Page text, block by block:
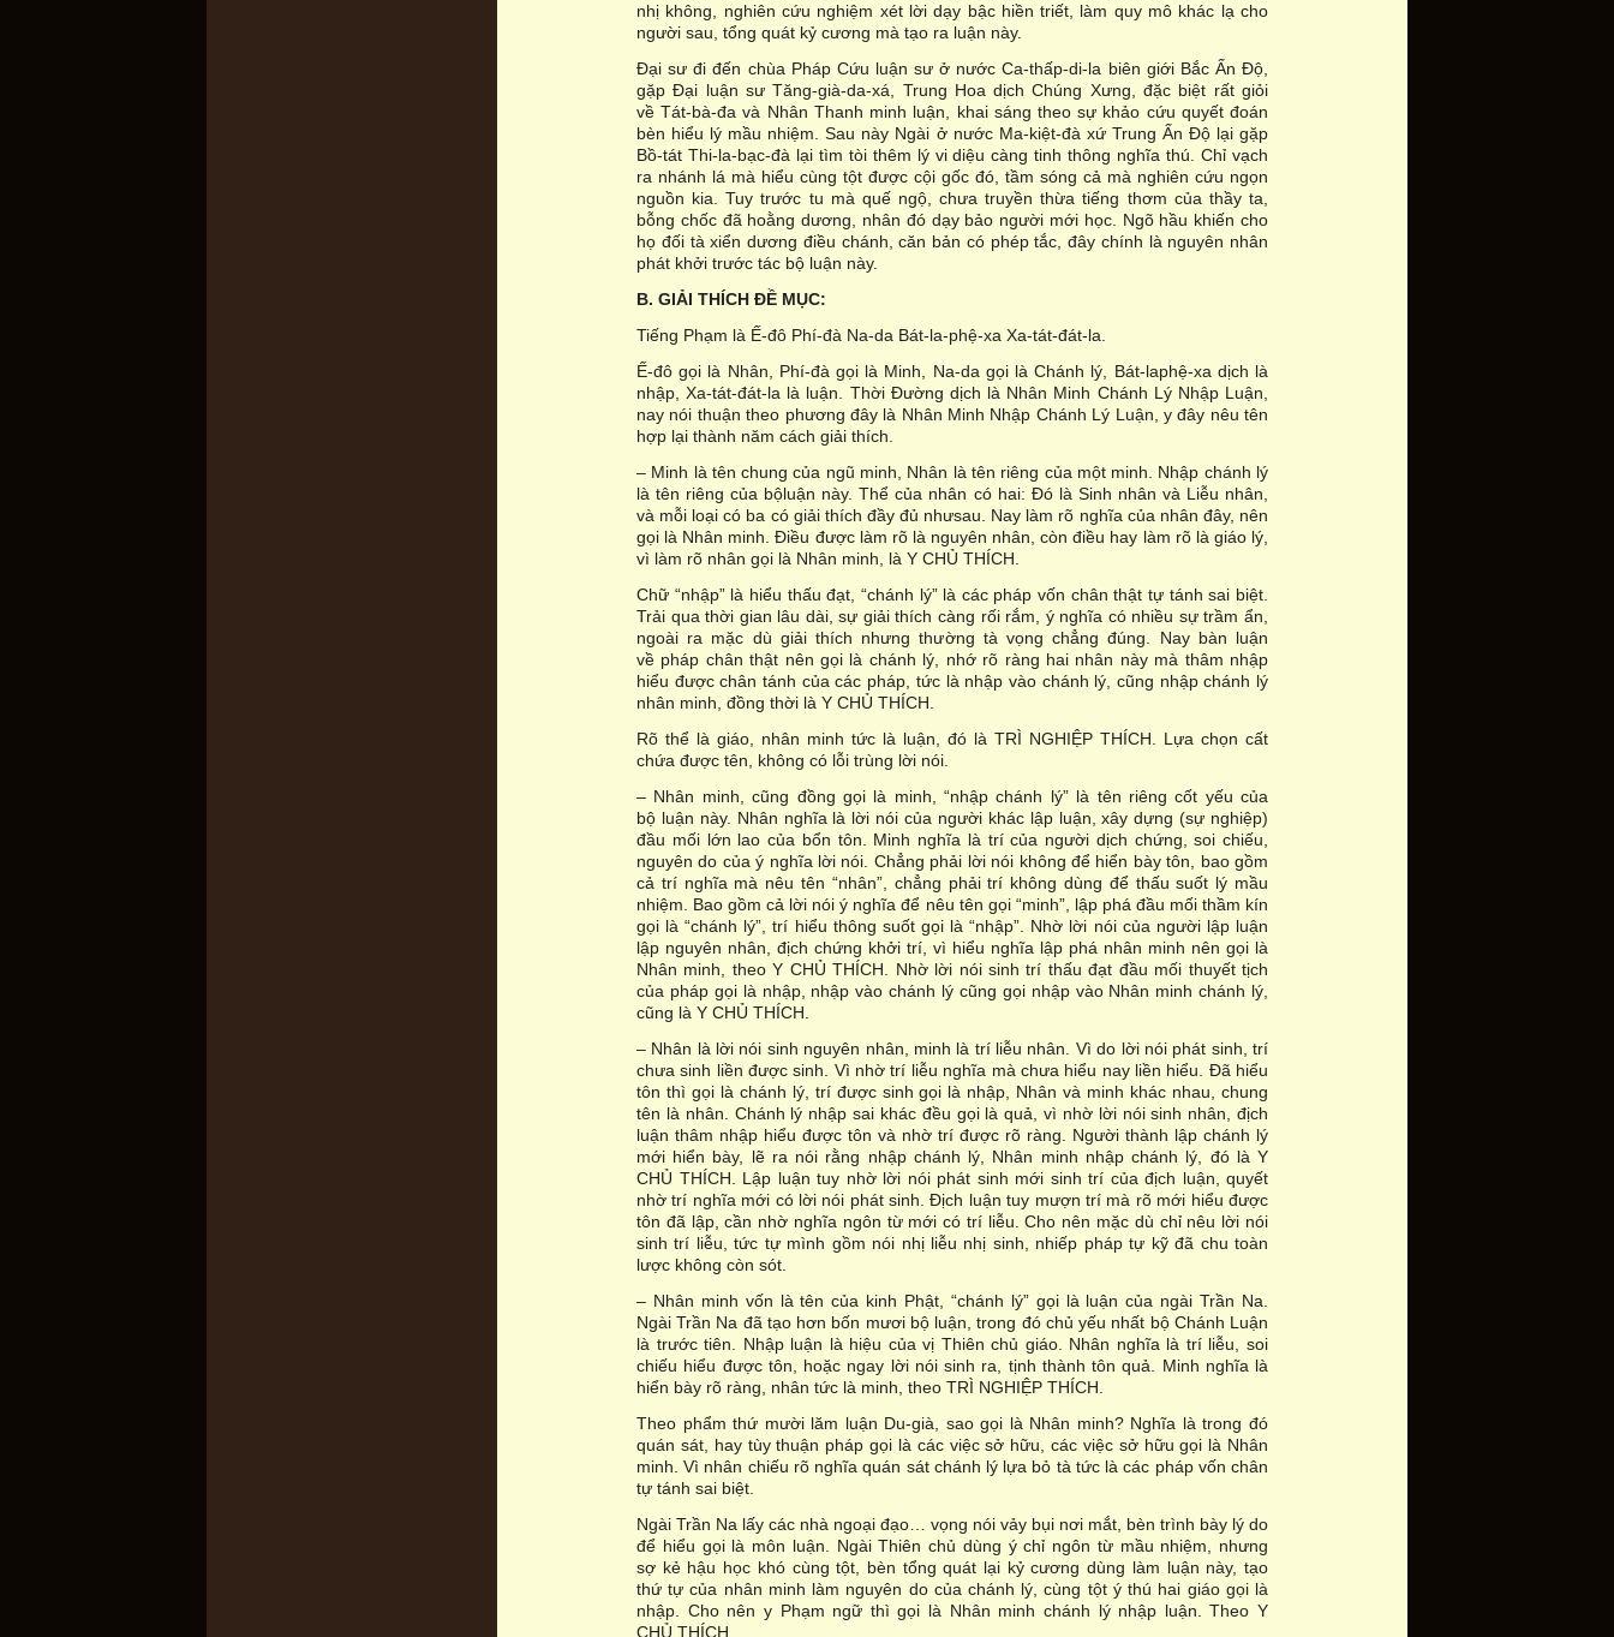
nhị không, nghiên cứu nghiệm xét lời dạy bậc hiền triết, làm quy mô khác lạ cho
người sau, tổng quát kỷ cương mà tạo ra luận này.
Đại sư đi đến chùa Pháp Cứu luận sư ở nước Ca-thấp-di-la biên giới Bắc Ấn Độ,
gặp Đại luận sư Tăng-già-da-xá, Trung Hoa dịch Chúng Xưng, đặc biệt rất giỏi
về Tát-bà-đa và Nhân Thanh minh luận, khai sáng theo sự khảo cứu quyết đoán
bèn hiểu lý mầu nhiệm. Sau này Ngài ở nước Ma-kiệt-đà xứ Trung Ấn Độ lại gặp
Bồ-tát Thi-la-bạc-đà lại tìm tòi thêm lý vi diệu càng tinh thông nghĩa thú. Chỉ vạch
ra nhánh lá mà hiểu cùng tột được cội gốc đó, tầm sóng cả mà nghiên cứu ngọn
nguồn kia. Tuy trước tu mà quế ngộ, chưa truyền thừa tiếng thơm của thầy ta,
bỗng chốc đã hoằng dương, nhân đó dạy bảo người mới học. Ngõ hầu khiến cho
họ đối tà xiển dương điều chánh, căn bản có phép tắc, đây chính là nguyên nhân
phát khởi trước tác bộ luận này.
B. GIẢI THÍCH ĐỀ MỤC:
Tiếng Phạm là Ế-đô Phí-đà Na-da Bát-la-phệ-xa Xa-tát-đát-la.
Ế-đô gọi là Nhân, Phí-đà gọi là Minh, Na-da gọi là Chánh lý, Bát-laphệ-xa dịch là
nhập, Xa-tát-đát-la là luận. Thời Đường dịch là Nhân Minh Chánh Lý Nhập Luận,
nay nói thuận theo phương đây là Nhân Minh Nhập Chánh Lý Luận, y đây nêu tên
hợp lại thành năm cách giải thích.
– Minh là tên chung của ngũ minh, Nhân là tên riêng của một minh. Nhập chánh lý
là tên riêng của bộluận này. Thể của nhân có hai: Đó là Sinh nhân và Liễu nhân,
và mỗi loại có ba có giải thích đầy đủ nhưsau. Nay làm rõ nghĩa của nhân đây, nên
gọi là Nhân minh. Điều được làm rõ là nguyên nhân, còn điều hay làm rõ là giáo lý,
vì làm rõ nhân gọi là Nhân minh, là Y CHỦ THÍCH.
Chữ “nhập” là hiểu thấu đạt, “chánh lý” là các pháp vốn chân thật tự tánh sai biệt.
Trải qua thời gian lâu dài, sự giải thích càng rối rắm, ý nghĩa có nhiều sự trầm ẩn,
ngoài ra mặc dù giải thích nhưng thường tà vọng chẳng đúng. Nay bàn luận
về pháp chân thật nên gọi là chánh lý, nhớ rõ ràng hai nhân này mà thâm nhập
hiểu được chân tánh của các pháp, tức là nhập vào chánh lý, cũng nhập chánh lý
nhân minh, đồng thời là Y CHỦ THÍCH.
Rõ thể là giáo, nhân minh tức là luận, đó là TRÌ NGHIỆP THÍCH. Lựa chọn cất
chứa được tên, không có lỗi trùng lời nói.
– Nhân minh, cũng đồng gọi là minh, “nhập chánh lý” là tên riêng cốt yếu của
bộ luận này. Nhân nghĩa là lời nói của người khác lập luận, xây dựng (sự nghiệp)
đầu mối lớn lao của bổn tôn. Minh nghĩa là trí của người dịch chứng, soi chiếu,
nguyên do của ý nghĩa lời nói. Chẳng phải lời nói không để hiển bày tôn, bao gồm
cả trí nghĩa mà nêu tên “nhân”, chẳng phải trí không dùng để thấu suốt lý mầu
nhiệm. Bao gồm cả lời nói ý nghĩa để nêu tên gọi “minh”, lập phá đầu mối thầm kín
gọi là “chánh lý”, trí hiểu thông suốt gọi là “nhập”. Nhờ lời nói của người lập luận
lập nguyên nhân, địch chứng khởi trí, vì hiểu nghĩa lập phá nhân minh nên gọi là
Nhân minh, theo Y CHỦ THÍCH. Nhờ lời nói sinh trí thấu đạt đầu mối thuyết tịch
của pháp gọi là nhập, nhập vào chánh lý cũng gọi nhập vào Nhân minh chánh lý,
cũng là Y CHỦ THÍCH.
– Nhân là lời nói sinh nguyên nhân, minh là trí liễu nhân. Vì do lời nói phát sinh, trí
chưa sinh liền được sinh. Vì nhờ trí liễu nghĩa mà chưa hiểu nay liền hiểu. Đã hiểu
tôn thì gọi là chánh lý, trí được sinh gọi là nhập, Nhân và minh khác nhau, chung
tên là nhân. Chánh lý nhập sai khác đều gọi là quả, vì nhờ lời nói sinh nhân, địch
luận thâm nhập hiểu được tôn và nhờ trí được rõ ràng. Người thành lập chánh lý
mới hiển bày, lẽ ra nói rằng nhập chánh lý, Nhân minh nhập chánh lý, đó là Y
CHỦ THÍCH. Lập luận tuy nhờ lời nói phát sinh mới sinh trí của địch luận, quyết
nhờ trí nghĩa mới có lời nói phát sinh. Địch luận tuy mượn trí mà rõ mới hiểu được
tôn đã lập, cần nhờ nghĩa ngôn từ mới có trí liễu. Cho nên mặc dù chỉ nêu lời nói
sinh trí liễu, tức tự mình gồm nói nhị liễu nhị sinh, nhiếp pháp tự kỹ đã chu toàn
lược không còn sót.
– Nhân minh vốn là tên của kinh Phật, “chánh lý” gọi là luận của ngài Trần Na.
Ngài Trần Na đã tạo hơn bốn mươi bộ luận, trong đó chủ yếu nhất bộ Chánh Luận
là trước tiên. Nhập luận là hiệu của vị Thiên chủ giáo. Nhân nghĩa là trí liễu, soi
chiếu hiểu được tôn, hoặc ngay lời nói sinh ra, tịnh thành tôn quả. Minh nghĩa là
hiển bày rõ ràng, nhân tức là minh, theo TRÌ NGHIỆP THÍCH.
Theo phẩm thứ mười lăm luận Du-già, sao gọi là Nhân minh? Nghĩa là trong đó
quán sát, hay tùy thuận pháp gọi là các việc sở hữu, các việc sở hữu gọi là Nhân
minh. Vì nhân chiếu rõ nghĩa quán sát chánh lý lựa bỏ tà tức là các pháp vốn chân
tự tánh sai biệt.
Ngài Trần Na lấy các nhà ngoại đạo… vọng nói vảy bụi nơi mắt, bèn trình bày lý do
để hiểu gọi là môn luận. Ngài Thiên chủ dùng ý chỉ ngôn từ mầu nhiệm, nhưng
sợ kẻ hậu học khó cùng tột, bèn tổng quát lại kỷ cương dùng làm luận này, tạo
thứ tự của nhân minh làm nguyên do của chánh lý, cùng tột ý thú hai giáo gọi là
nhập. Cho nên y Phạm ngữ thì gọi là Nhân minh chánh lý nhập luận. Theo Y
CHỦ THÍCH